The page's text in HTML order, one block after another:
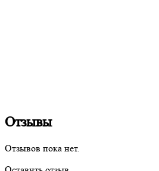
Отзывы
Отзывов пока нет.